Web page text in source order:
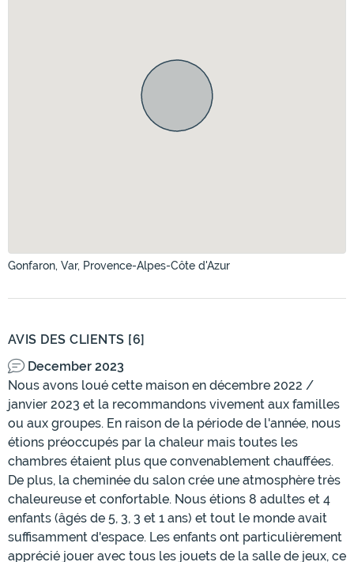
Gonfaron, Var, Provence-Alpes-Côte d'Azur
AVIS DES CLIENTS [6]
December 2023
Nous avons loué cette maison en décembre 2022 /
janvier 2023 et la recommandons vivement aux familles
ou aux groupes. En raison de la période de l'année, nous
étions préoccupés par la chaleur mais toutes les
chambres étaient plus que convenablement chauffées.
De plus, la cheminée du salon crée une atmosphère très
chaleureuse et confortable. Nous étions 8 adultes et 4
enfants (âgés de 5, 3, 3 et 1 ans) et tout le monde avait
suffisamment d'espace. Les enfants ont particulièrement
apprécié jouer avec tous les jouets de la salle de jeux, ce